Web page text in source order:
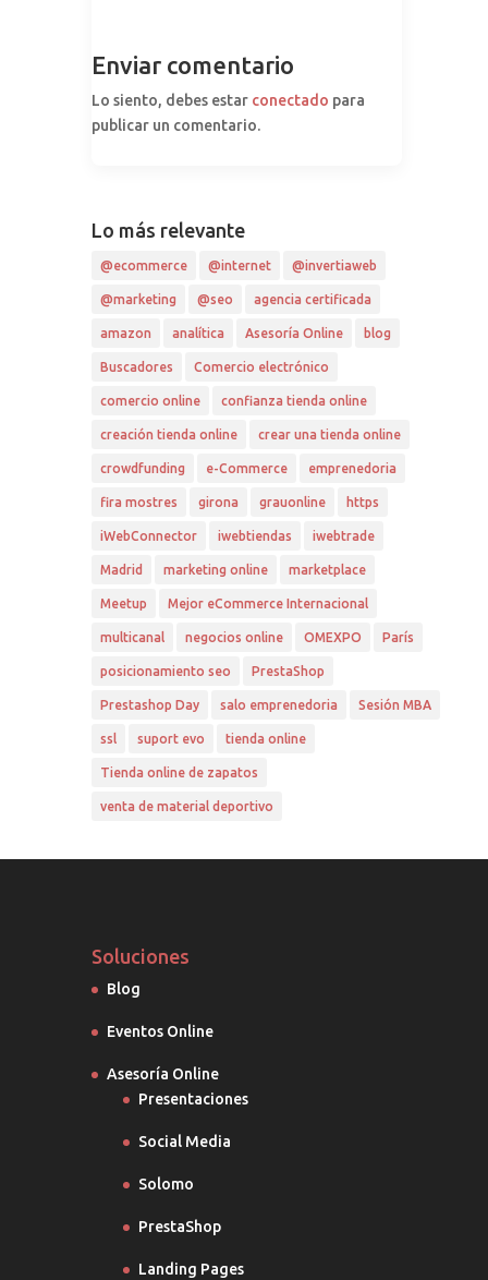
Enviar comentario
Lo siento, debes estar conectado para
publicar un comentario.
Lo más relevante
@ecommerce @internet @invertiaweb
@marketing @seo agencia certificada
amazon analítica Asesoría Online blog
Buscadores Comercio electrónico
comercio online confianza tienda online
creación tienda online crear una tienda online
crowdfunding e-Commerce emprenedoria
fira mostres girona grauonline https
iWebConnector iwebtiendas iwebtrade
Madrid marketing online marketplace
Meetup Mejor eCommerce Internacional
multicanal negocios online OMEXPO París
posicionamiento seo PrestaShop
Prestashop Day salo emprenedoria Sesión MBA
ssl suport evo tienda online
Tienda online de zapatos
venta de material deportivo
Soluciones
Blog
Eventos Online
Asesoría Online
Presentaciones
Social Media
Solomo
PrestaShop
Landing Pages